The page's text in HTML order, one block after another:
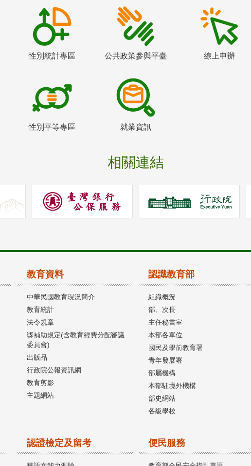
性別統計專區 公共政策參與平臺 線上申辦
性別平等專區 就業資訊
相關連結
教育資料
中華民國教育現況簡介
教育統計
法令規章
獎補助規定(含教育經費分配審議
委員會)
出版品
行政院公報資訊網
教育剪影
主題網站
認識教育部
組織概況
部、次長
主任秘書室
本部各單位
國民及學前教育署
青年發展署
部屬機構
本部駐境外機構
部史網站
各級學校
認證檢定及留考 便民服務